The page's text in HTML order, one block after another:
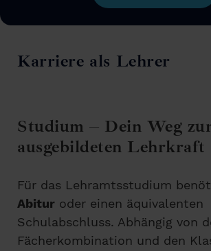
Karriere als Lehrer
Studium – Dein Weg
ausgebildeten Lehrkraft
Für das Lehramtsstudium
Abitur oder einen äquivalenten
Schulabschluss. Abhängig von
Fächerkombination und den